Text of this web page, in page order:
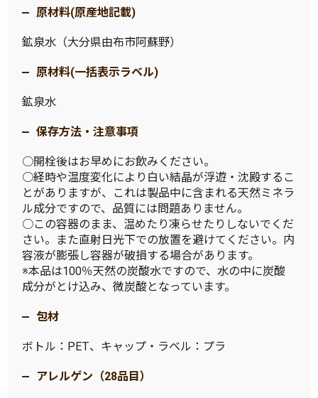
原材料(原産地記載)
鉱泉水（大分県由布市阿蘇野）
原材料(一括表示ラベル)
鉱泉水
保存方法・注意事項
○開栓後はお早めにお飲みください。
○経時や温度変化により白い結晶が浮遊・沈殿するこ
とがありますが、これは製品中に含まれる天然ミネラ
ル成分ですので、品質には問題ありません。
○この容器のまま、温めたり凍らせたりしないでくだ
さい。また直射日光下での放置を避けてください。内
容液が膨張し容器が破損する場合があります。
※本品は100％天然の炭酸水ですので、水の中に炭酸
成分がとけ込み、微炭酸となっています。
包材
ボトル：PET、キャップ・ラベル：プラ
アレルゲン（28品目）